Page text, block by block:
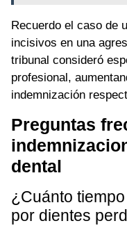
Recuerdo el caso de
incisivos en una
tribunal consideró
profesional,
indemnización
Preguntas
dental
¿Cuánto
por dientes